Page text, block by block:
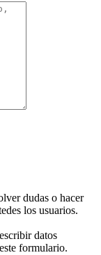
dudas o hacer
los usuarios.
datos
formulario.